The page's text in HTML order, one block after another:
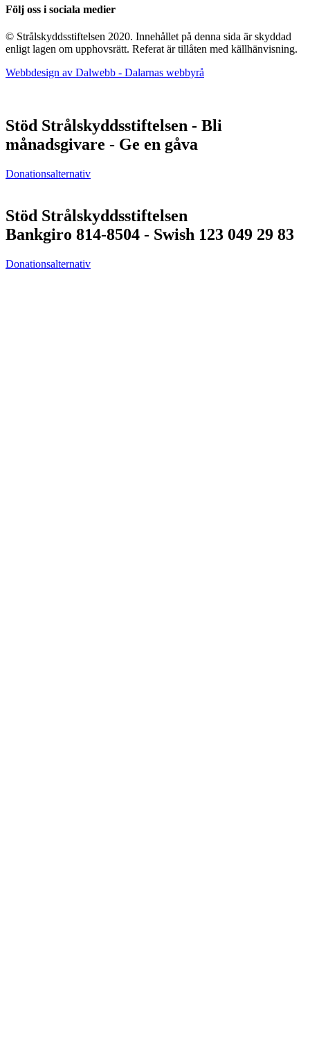
Följ oss i sociala medier
© Strålskyddsstiftelsen 2020. Innehållet på denna sida är skyddad
enligt lagen om upphovsrätt. Referat är tillåten med källhänvisning.
Webbdesign av Dalwebb - Dalarnas webbyrå
Stöd Strålskyddsstiftelsen - Bli
månadsgivare - Ge en gåva
Donationsalternativ
Stöd Strålskyddsstiftelsen
Bankgiro 814-8504 - Swish 123 049 29 83
Donationsalternativ